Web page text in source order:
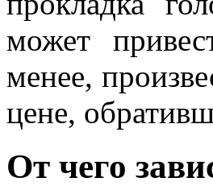
может
менее,
цене,
От чего